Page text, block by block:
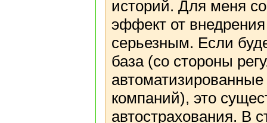
историй. Для меня
эффект от
серьезным. Если
база (со стороны
компаний), это
автострахования. В